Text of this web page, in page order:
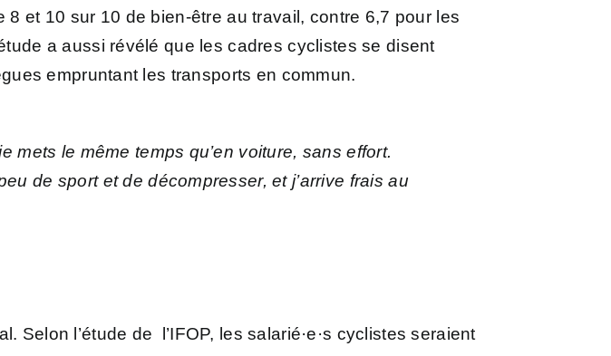
8 et 10 sur 10 de bien-être au travail, contre 6,7 pour les
a aussi révélé que les cadres cyclistes se disent
empruntant les transports en commun.
mets le même temps qu’en voiture, sans effort.
de sport et de décompresser, et j’arrive frais au
l’étude de l’IFOP, les salarié·e·s cyclistes seraient